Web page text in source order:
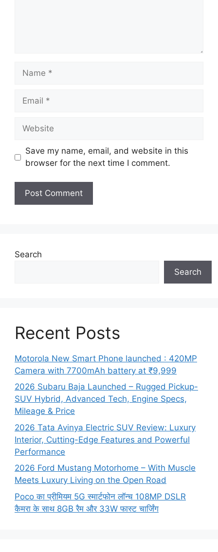
Name
Email
Website
Save my name, email, and website in this
browser for the next time I comment.
Search
Search
Recent Posts
Motorola New Smart Phone launched : 420MP
Camera with 7700mAh battery at ₹9,999
2026 Subaru Baja Launched – Rugged Pickup-
SUV Hybrid, Advanced Tech, Engine Specs,
Mileage & Price
2026 Tata Avinya Electric SUV Review: Luxury
Interior, Cutting-Edge Features and Powerful
Performance
2026 Ford Mustang Motorhome – With Muscle
Meets Luxury Living on the Open Road
Poco का प्रीमियम 5G स्मार्टफोन लॉन्च 108MP DSLR
कैमरा के साथ 8GB रैम और 33W फास्ट चार्जिंग